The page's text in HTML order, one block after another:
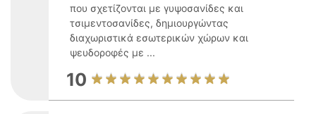
που σχετίζονται με γυψοσανίδες και
τσιμεντοσανίδες, δημιουργώντας
διαχωριστικά εσωτερικών χώρων και
ψευδοροφές με ...
10